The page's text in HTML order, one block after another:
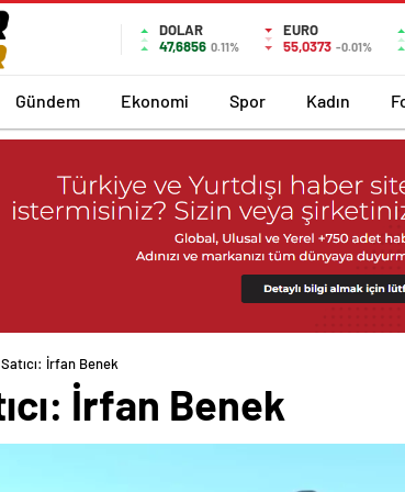
DOLAR
47,6856 0.11%
EURO
55,0373 -0.01%
Gündem Ekonomi Spor Kadın
İrfan Benek
İrfan Benek